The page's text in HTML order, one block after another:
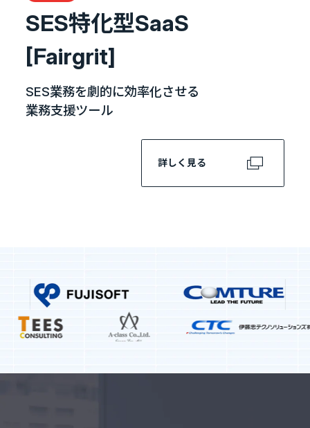
SES特化型SaaS
[Fairgrit]
SES業務を劇的に効率化させる
業務支援ツール
詳しく見る